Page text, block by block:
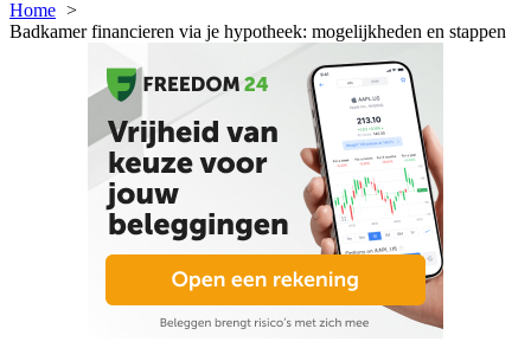
Home
Badkamer financieren via je hypotheek: mogelijkheden en stappen